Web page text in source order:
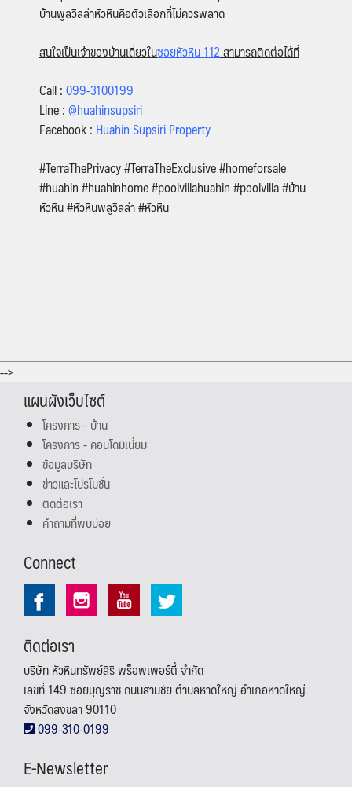
บ้านพูลวิลล่าหัวหินคือตัวเลือกที่ไม่ควรพลาด
สนใจเป็นเจ้าของบ้านเดี่ยวในซอยหัวหิน 112สามารถติดต่อได้ที่
Call :099-3100199
Line :@huahinsupsiri
Facebook : Huahin Supsiri Property
#TerraThePrivacy #TerraTheExclusive #homeforsale
#huahin #huahinhome #poolvillahuahin #poolvilla #บ้าน
หัวหิน #หัวหินพลูวิลล่า #หัวหิน
-->
แผนผังเว็บไซต์
โครงการ - บ้าน
โครงการ - คอนโดมิเนี่ยม
ข้อมูลบริษัท
ข่าวและโปรโมชั่น
ติดต่อเรา
คำถามที่พบบ่อย
Connect
ติดต่อเรา
บริษัท หัวหินทรัพย์สิริ พร็อพเพอร์ตี้ จำกัด
เลขที่ 149 ซอยบุญราช ถนนสามชัย ตำบลหาดใหญ่ อำเภอหาดใหญ่
จังหวัดสงขลา 90110
099-310-0199
E-Newsletter